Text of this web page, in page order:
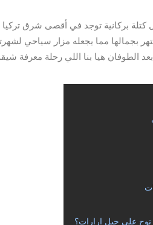
كتلة بركانية توجد في أقصى شرق
بجمالها مما يجعله مزار سياحي
الطوفان هيا بنا اللي رحلة معرفة
نوح على جبل ارارات؟